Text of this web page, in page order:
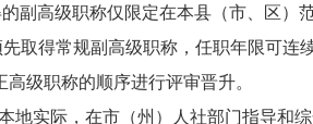
副高级职称仅限定在本县（市、区）
取得常规副高级职称，任职年限可连
级职称的顺序进行评审晋升。
地实际，在市（州）人社部门指导和